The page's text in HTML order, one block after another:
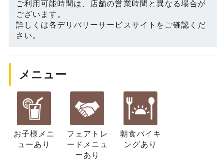
ご利用可能時間は、店舗の営業時間と異なる場合が
ございます。
詳しくは各デリバリーサービスサイトをご確認くだ
さい。
メニュー
お子様メニ
ューあり
フェアトレ
ード メニュ
ーあり
朝食バイキ
ングあり